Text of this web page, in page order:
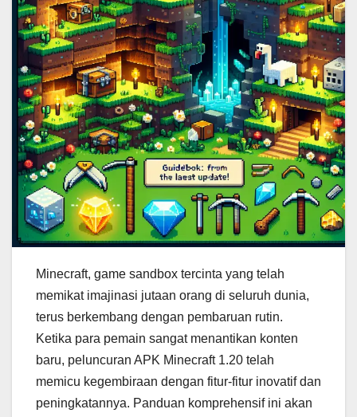
Minecraft, game sandbox tercinta yang telah
memikat imajinasi jutaan orang di seluruh dunia,
terus berkembang dengan pembaruan rutin.
Ketika para pemain sangat menantikan konten
baru, peluncuran APK Minecraft 1.20 telah
memicu kegembiraan dengan fitur-fitur inovatif dan
peningkatannya. Panduan komprehensif ini akan